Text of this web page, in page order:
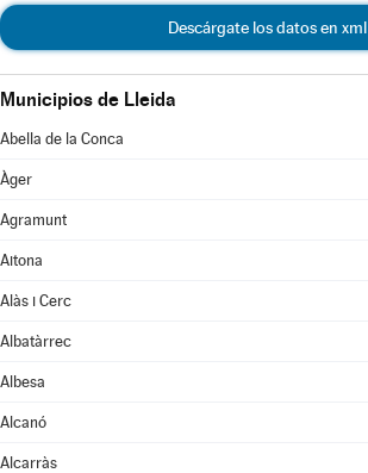
Descárgate los datos en xml
Municipios de Lleida
Abella de la Conca
Àger
Agramunt
Aitona
Alàs i Cerc
Albatàrrec
Albesa
Alcanó
Alcarràs